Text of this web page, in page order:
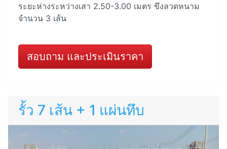
ระยะห่างระหว่างเสา 2.50-3.00 เมตร ขึงลวดหนาม
จำนวน 3 เส้น
สอบถาม และประเมินราคา
รั้ว 7 เส้น + 1 แผ่นทึบ